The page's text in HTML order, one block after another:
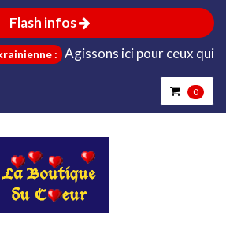
Flash infos
: Agissons ici pour ceux qui sont
0